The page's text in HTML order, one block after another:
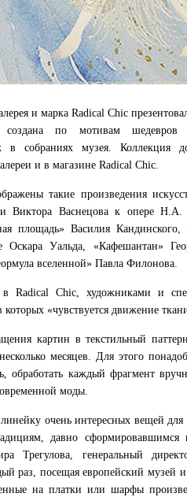
и марка Radical Chic
создана по мотивам
в собраниях музея.
и в магазине Radical Chic.
такие произведения
Виктора Васнецова к опере Н.А.
площадь» Василия
Оскара Уальда, «Кафешантан»
вселенной» Павла Филонова.
Radical Chic, художниками и
которых «чувствуется движение
картин в текстильный
месяцев. Для этого
обработать каждый фрагмент
моды.
очень интересных вещей
давно сформировавшимся
Трегулова, генеральный
раз, посещая европейский музей
на платки или шарфы